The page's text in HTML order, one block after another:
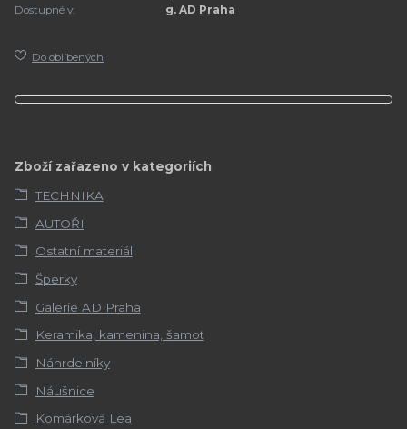
Dostupné v:
g. AD Praha
Do oblíbených
Zboží zařazeno v kategoriích
TECHNIKA
AUTOŘI
Ostatní materiál
Šperky
Galerie AD Praha
Keramika, kamenina, šamot
Náhrdelníky
Náušnice
Komárková Lea